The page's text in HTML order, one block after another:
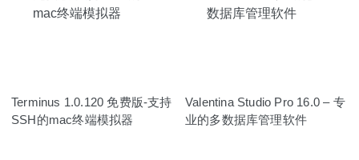
Terminus 1.0.120 免费版-支持
SSH的mac终端模拟器
Valentina Studio Pro 16.0 – 专
业的多数据库管理软件